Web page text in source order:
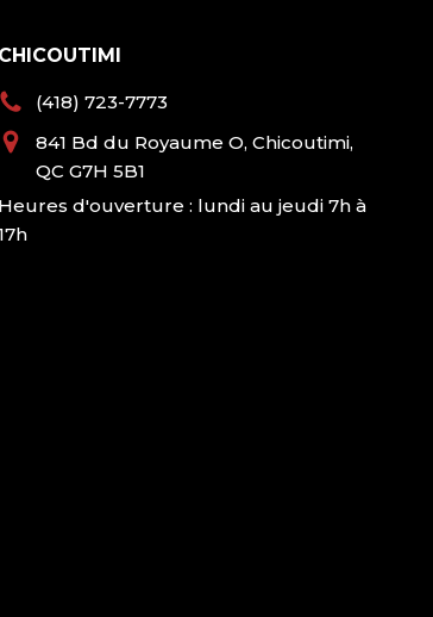
CHICOUTIMI
(418) 723-7773
841 Bd du Royaume O, Chicoutimi,
QC G7H 5B1
Heures d'ouverture : lundi au jeudi 7h à